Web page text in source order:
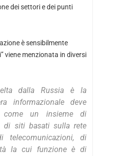
dei settori e dei punti
è sensibilmente
viene menzionata in diversi
dalla Russia è la
informazionale deve
come un insieme di
di siti basati sulla rete
di
la cui funzione è di